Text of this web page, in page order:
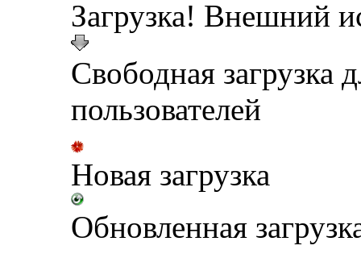
Загрузка! Внешний
Свободная загрузка
пользователей
Новая загрузка
Обновленная